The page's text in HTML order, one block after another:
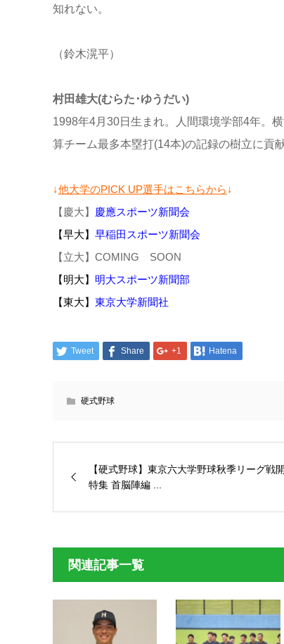
知れない。
（鈴木滉平）
村田雄大(むらた･ゆうだい)
1998年4月30日生まれ。人間環境学部4年。
算チーム最多本塁打(14本)の記録の樹立に貢
↓他大学のPICK UP選手はこちらから ↓
【慶大】
慶應スポーツ新聞会
【早大】 早稲田スポーツ新聞会
【立大】COMING SOON
【明大】 明大スポーツ新聞部
【東大】 東京大学新聞社
Tweet Share +1 Hatena
硬式野球
【硬式野球】東京六大学野球秋季リーグ戦
特集 首脳陣編 ...
関連記事一覧